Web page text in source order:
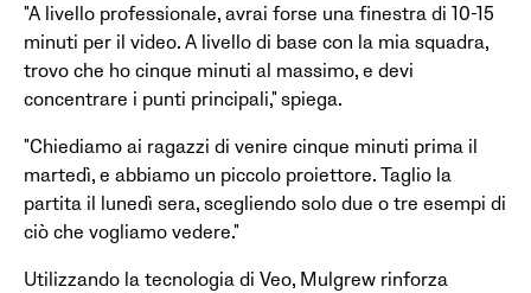
"A livello professionale, avrai forse una finestra di 10-15
minuti per il video. A livello di base con la mia squadra,
trovo che ho cinque minuti al massimo, e devi
concentrare i punti principali," spiega.
"Chiediamo ai ragazzi di venire cinque minuti prima il
martedì, e abbiamo un piccolo proiettore. Taglio la
partita il lunedì sera, scegliendo solo due o tre esempi di
ciò che vogliamo vedere."
Utilizzando la tecnologia di Veo, Mulgrew rinforza